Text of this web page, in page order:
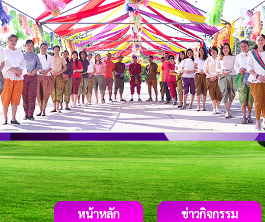
หน้าหลัก ข่าวกิจกรรม